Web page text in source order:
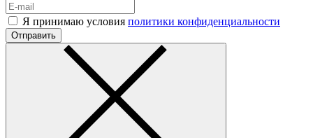
Я принимаю условия политики конфиденциальности
Отправить